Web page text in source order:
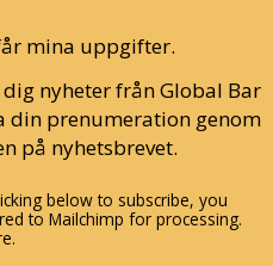
mina uppgifter.
nyheter från Global Bar
din prenumeration genom
på nyhetsbrevet.
below to subscribe, you
to Mailchimp for processing.